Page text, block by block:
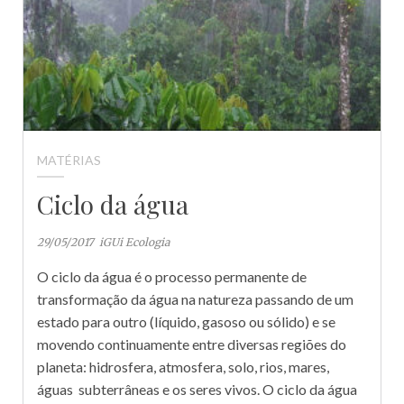
MATÉRIAS
Ciclo da água
29/05/2017 iGUi Ecologia
O ciclo da água é o processo permanente de
transformação da água na natureza passando de um
estado para outro (líquido, gasoso ou sólido) e se
movendo continuamente entre diversas regiões do
planeta: hidrosfera, atmosfera, solo, rios, mares,
águas subterrâneas e os seres vivos. O ciclo da água